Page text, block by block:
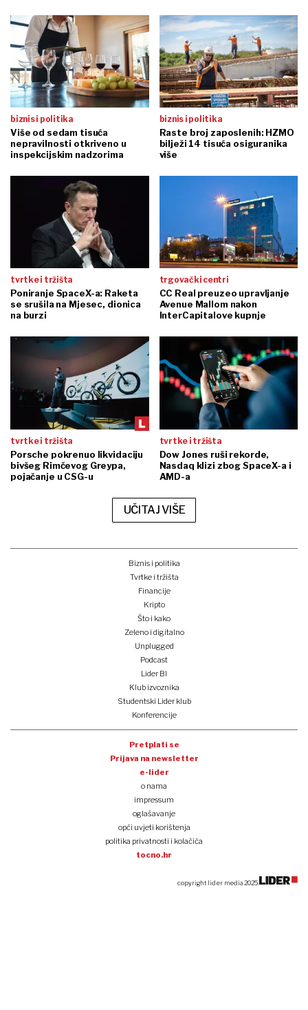
biznis i politika
Više od sedam tisuća
nepravilnosti otkriveno u
inspekcijskim nadzorima
biznis i politika
Raste broj zaposlenih: HZMO
bilježi 14 tisuća osiguranika
više
tvrtke i tržišta
Poniranje SpaceX-a: Raketa
se srušila na Mjesec, dionica
na burzi
trgovački centri
CC Real preuzeo upravljanje
Avenue Mallom nakon
InterCapitalove kupnje
tvrtke i tržišta
Porsche pokrenuo likvidaciju
bivšeg Rimčevog Greypa,
pojačanje u CSG-u
tvrtke i tržišta
Dow Jones ruši rekorde,
Nasdaq klizi zbog SpaceX-a i
AMD-a
UČITAJ VIŠE
Biznis i politika
Tvrtke i tržišta
Financije
Kripto
Što i kako
Zeleno i digitalno
Unplugged
Podcast
Lider BI
Klub izvoznika
Studentski Lider klub
Konferencije
Pretplati se
Prijava na newsletter
e-lider
o nama
impressum
oglašavanje
opći uvjeti korištenja
politika privatnosti i kolačića
tocno.hr
copyright lider media 2025.